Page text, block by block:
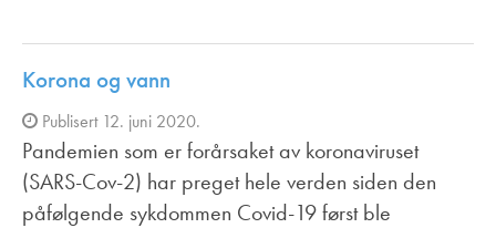
Korona og vann
Publisert 12. juni 2020.
Pandemien som er forårsaket av koronaviruset
(SARS-Cov-2) har preget hele verden siden den
påfølgende sykdommen Covid-19 først ble